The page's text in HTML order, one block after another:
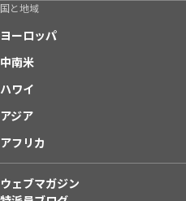
国と地域
ヨーロッパ
中南米
ハワイ
アジア
アフリカ
ウェブマガジン